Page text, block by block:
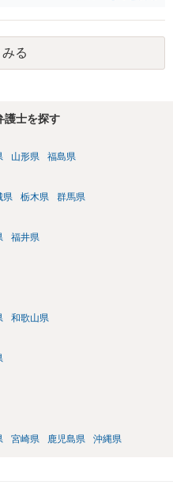
参考まで。
る
護士を探す
山形県 福島県
県 栃木県 群馬県
福井県
和歌山県
宮崎県 鹿児島県 沖縄県